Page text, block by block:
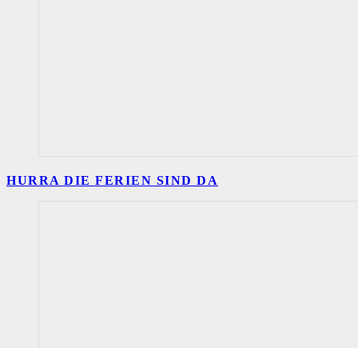
HURRA DIE FERIEN SIND DA